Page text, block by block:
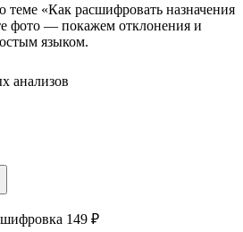
теме «Как расшифровать назначения
фото — покажем отклонения и
языком.
анализов
149 ₽